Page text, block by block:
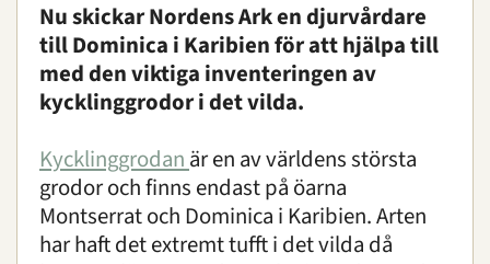
Om oss | Öppettider | Press
Sök
Nu skickar Nordens Ark en djurvårdare
till Dominica i Karibien för att hjälpa till
med den viktiga inventeringen av
kycklinggrodor i det vilda.
Kycklinggrodan är en av världens största
grodor och finns endast på öarna
Montserrat och Dominica i Karibien. Arten
har haft det extremt tufft i det vilda då